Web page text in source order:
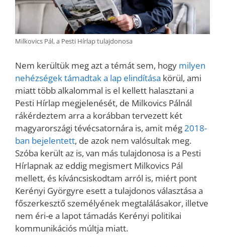
Milkovics Pál, a Pesti Hírlap tulajdonosa
Nem kerültük meg azt a témát sem, hogy milyen
nehézségek támadtak a lap elindítása körül, ami
miatt több alkalommal is el kellett halasztani a
Pesti Hírlap megjelenését, de Milkovics Pálnál
rákérdeztem arra a korábban tervezett két
magyarországi tévécsatornára is, amit még 2018-
ban bejelentett, de azok nem valósultak meg.
Szóba került az is, van más tulajdonosa is a Pesti
Hírlapnak az eddig megismert Milkovics Pál
mellett, és kíváncsiskodtam arról is, miért pont
Kerényi Györgyre esett a tulajdonos választása a
főszerkesztő személyének megtalálásakor, illetve
nem éri-e a lapot támadás Kerényi politikai
kommunikációs múltja miatt.